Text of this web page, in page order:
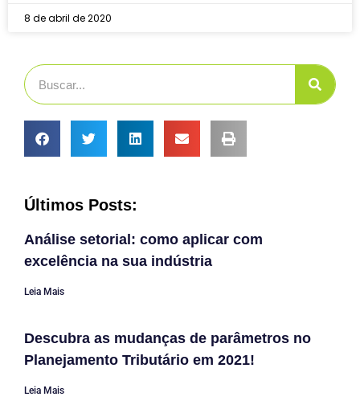
8 de abril de 2020
Últimos Posts:
Análise setorial: como aplicar com
excelência na sua indústria
Leia Mais
Descubra as mudanças de parâmetros no
Planejamento Tributário em 2021!
Leia Mais